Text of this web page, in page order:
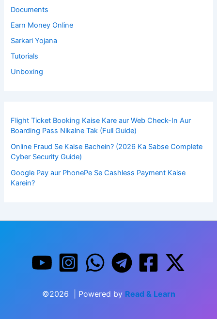
Documents
Earn Money Online
Sarkari Yojana
Tutorials
Unboxing
Flight Ticket Booking Kaise Kare aur Web Check-In Aur
Boarding Pass Nikalne Tak (Full Guide)
Online Fraud Se Kaise Bachein? (2026 Ka Sabse Complete
Cyber Security Guide)
Google Pay aur PhonePe Se Cashless Payment Kaise
Karein?
©2026 | Powered by Read & Learn